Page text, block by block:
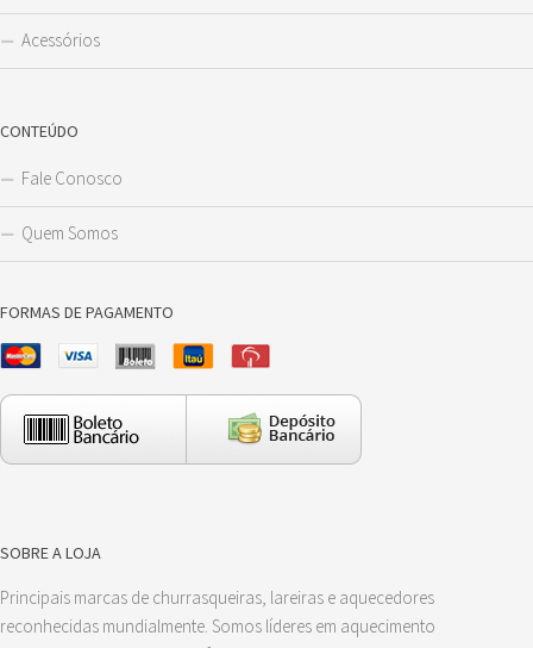
Acessórios
CONTEÚDO
Fale Conosco
Quem Somos
FORMAS DE PAGAMENTO
SOBRE A LOJA
Principais marcas de churrasqueiras, lareiras e aquecedores
reconhecidas mundialmente. Somos líderes em aquecimento